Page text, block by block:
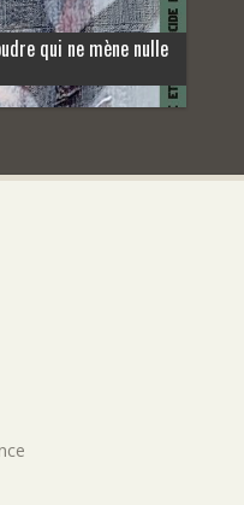
qui ne mène nulle